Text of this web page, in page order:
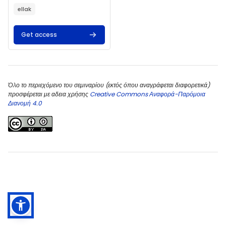
ellak
Get access
Όλο το περιεχόμενο του σεμιναρίου (εκτός όπου αναγράφεται διαφορετικά)
προσφέρεται με αδεια χρήσης Creative Commons Αναφορά-Παρόμοια
Διανομή 4.0